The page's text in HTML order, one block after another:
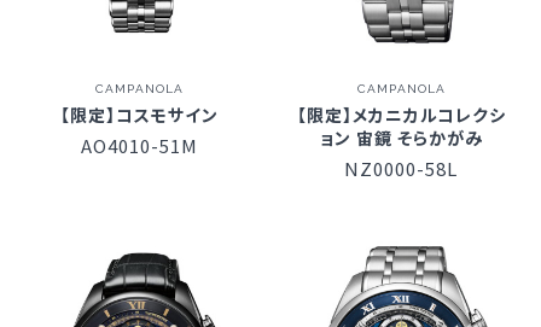
CAMPANOLA
【限定】コスモサイン
AO4010-51M
CAMPANOLA
【限定】メカニカルコレクシ
ョン 宙鏡 そらかがみ
NZ0000-58L